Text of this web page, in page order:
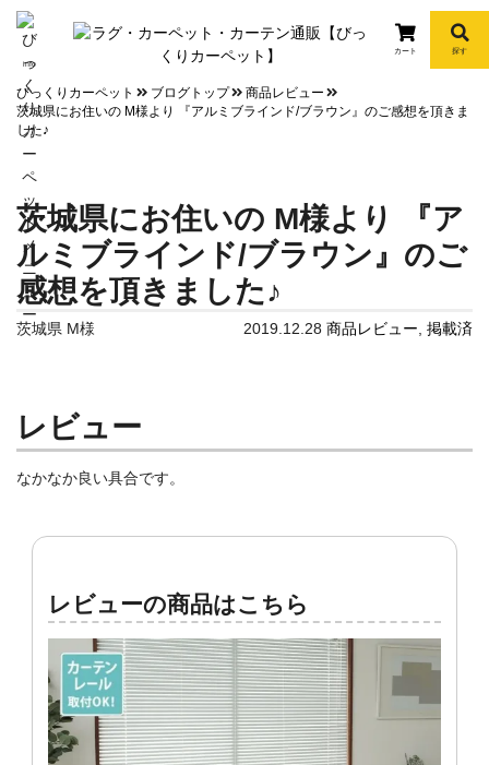
info
カート 探す
びっくりカーペット ブログトップ
商品レビュー
茨城県にお住いの M様より 『アルミブラインド/ブラウン』のご感想を頂きま
した♪
茨城県にお住いの M様より 『ア
ルミブラインド/ブラウン』のご
感想を頂きました♪
茨城県 M様 2019.12.28 商品レビュー 掲載済
レビュー
なかなか良い具合です。
レビューの商品はこちら